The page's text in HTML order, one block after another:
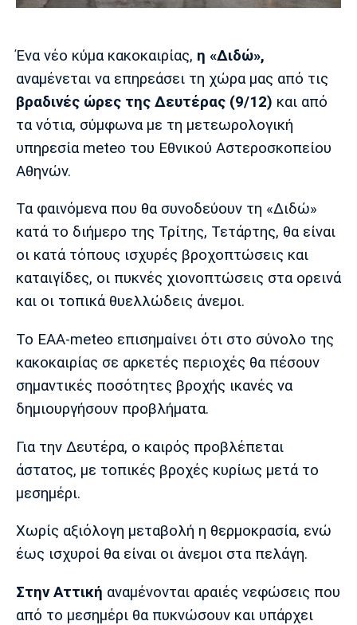
Cine Spot
Running
Media
Παρασκήνιο
Ιωνικός Κηφισιά Πανσερραϊκός
Μπαρτσελόνα
Μάντσεστερ
Γιουνάιτεντ
Λίβερπουλ
Μάντσεστερ
Γιουβέντους
Ίντερ Μίλαν
Μπορούσια
Ντόρτμουντ
Παρί Σεν
Ζερμέν
Μαρσέιγ
Ένα νέο κύμα κακοκαιρίας, η «Διδώ»,
αναμένεται να επηρεάσει τη χώρα μας από τις
βραδινές ώρες της Δευτέρας (9/12) και από
τα νότια, σύμφωνα με τη μετεωρολογική
υπηρεσία meteo του Εθνικού Αστεροσκοπείου
Αθηνών.
Τα φαινόμενα που θα συνοδεύουν τη «Διδώ»
κατά το διήμερο της Τρίτης, Τετάρτης, θα είναι
οι κατά τόπους ισχυρές βροχοπτώσεις και
καταιγίδες, οι πυκνές χιονοπτώσεις στα ορεινά
και οι τοπικά θυελλώδεις άνεμοι.
Το ΕΑΑ-meteo επισημαίνει ότι στο σύνολο της
κακοκαιρίας σε αρκετές περιοχές θα πέσουν
σημαντικές ποσότητες βροχής ικανές να
δημιουργήσουν προβλήματα.
Για την Δευτέρα, ο καιρός προβλέπεται
άστατος, με τοπικές βροχές κυρίως μετά το
μεσημέρι.
Χωρίς αξιόλογη μεταβολή η θερμοκρασία, ενώ
έως ισχυροί θα είναι οι άνεμοι στα πελάγη.
Στην Αττική αναμένονται αραιές νεφώσεις που
από το μεσημέρι θα πυκνώσουν και υπάρχει